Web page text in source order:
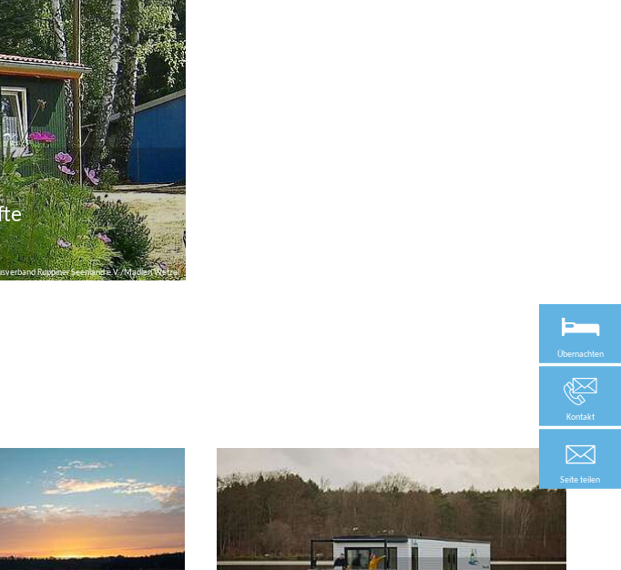
Ruppiner Seenland e.V./Madlen Wetzel
Übernachten
Kontakt
Seite teilen